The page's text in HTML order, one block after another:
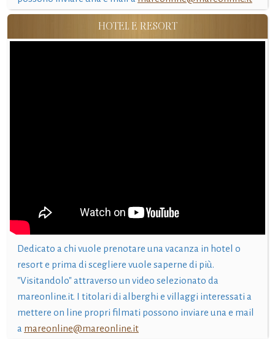
HOTEL E RESORT
Dedicato a chi vuole prenotare una vacanza in hotel o
resort e prima di scegliere vuole saperne di più.
"Visitandolo" attraverso un video selezionato da
mareonline.it. I titolari di alberghi e villaggi interessati a
mettere on line propri filmati possono inviare una e mail
a mareonline@mareonline.it